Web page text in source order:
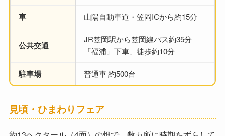
車 山陽自動車道・笠岡ICから約15分
公共交通
JR笠岡駅から笠岡線バス約35分
「福浦」下車、徒歩約10分
駐車場 普通車 約500台
見頃・ひまわりフェア